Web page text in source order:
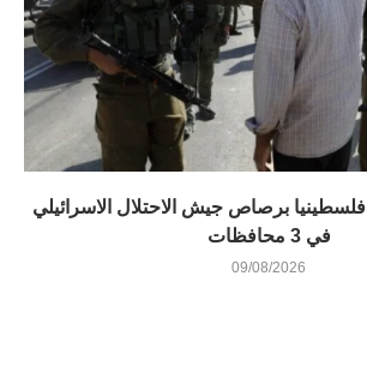
إصابة أكثر من 16 فلسطينيا برصاص جيش الاحتلال الاسرائيلي
في 3 محافظات
09/08/2026